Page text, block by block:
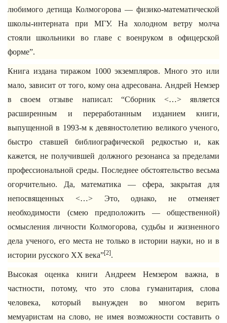
любимого детища Колмогорова — физико-математической
школы-интерната при МГУ. На холодном ветру молча
стояли школьники во главе с военруком в офицерской
форме”.
Книга издана тиражом 1000 экземпляров. Много это или
мало, зависит от того, кому она адресована. Андрей Немзер
в своем отзыве написал: “Сборник <…> является
расширенным и переработанным изданием книги,
выпущенной в 1993-м к девяностолетию великого ученого,
быстро ставшей библиографической редкостью и, как
кажется, не получившей должного резонанса за пределами
профессиональной среды. Последнее обстоятельство весьма
огорчительно. Да, математика — сфера, закрытая для
непосвященных <…> Это, однако, не отменяет
необходимости (смею предположить — общественной)
осмысления личности Колмогорова, судьбы и жизненного
дела ученого, его места не только в истории науки, но и в
истории русского ХХ века”[2].
Высокая оценка книги Андреем Немзером важна, в
частности, потому, что это слова гуманитария, слова
человека, который вынужден во многом верить
мемуаристам на слово, не имея возможности составить о